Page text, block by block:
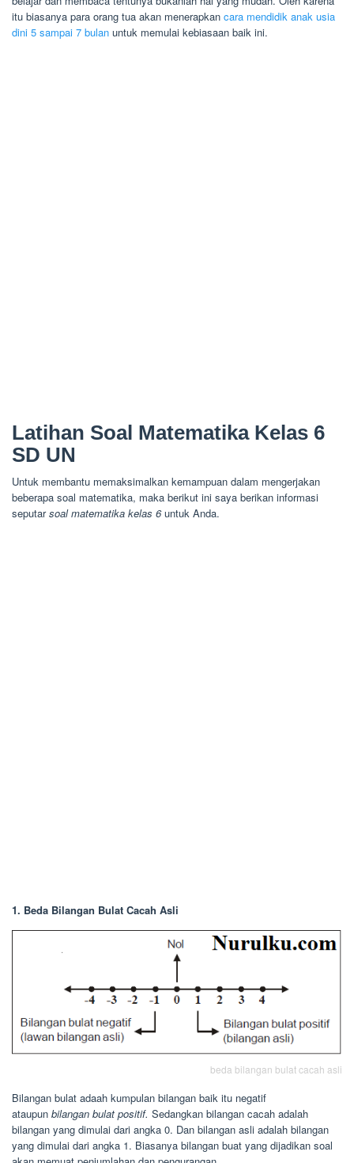
itu biasanya para orang tua akan menerapkan cara mendidik anak usia
dini 5 sampai 7 bulan untuk memulai kebiasaan baik ini.
Latihan Soal Matematika Kelas 6
SD UN
Untuk membantu memaksimalkan kemampuan dalam mengerjakan
beberapa soal matematika, maka berikut ini saya berikan informasi
seputarsoal matematika kelas 6untuk Anda.
1. Beda Bilangan Bulat Cacah Asli
beda bilangan bulat cacah asli
Bilangan bulat adaah kumpulan bilangan baik itu negatif
ataupun bilangan bulat positif. Sedangkan bilangan cacah adalah
bilangan yang dimulai dari angka 0. Dan bilangan asli adalah bilangan
yang dimulai dari angka 1. Biasanya bilangan buat yang dijadikan soal